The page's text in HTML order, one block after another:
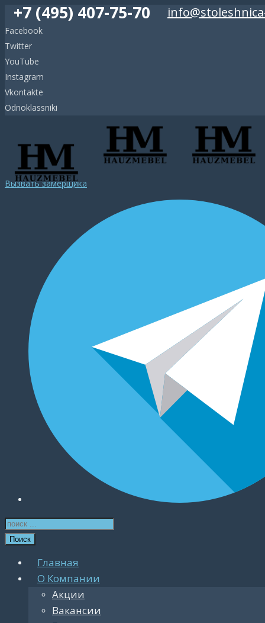
+7 (495) 407-75-70
Facebook
Twitter
YouTube
Instagram
Vkontakte
Odnoklassniki
Вызвать замерщика
Поиск
Главная
О Компании
Акции
Вакансии